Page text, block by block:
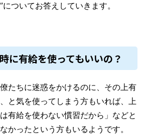
ついてお答えしていきます。
に有給を使ってもいいの？
たちに迷惑をかけるのに、その上有
と気を使ってしまう方もいれば、上
有給を使わない慣習だから」などと
かったという方もいるようです。